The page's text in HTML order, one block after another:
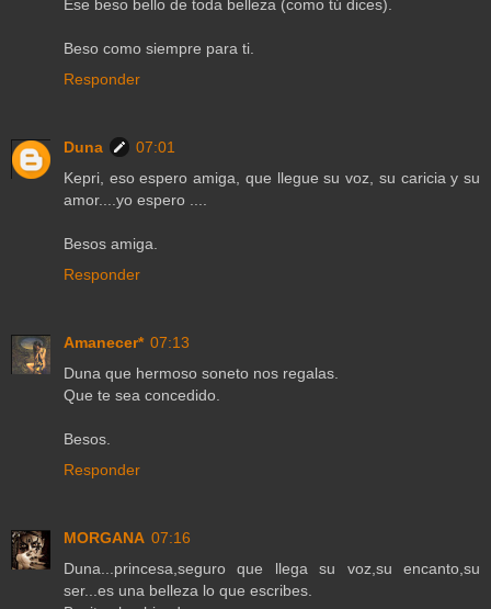
Ese beso bello de toda belleza (como tú dices).
Beso como siempre para ti.
Responder
Duna
07:01
Kepri, eso espero amiga, que llegue su voz, su caricia y su
amor....yo espero ....
Besos amiga.
Responder
Amanecer* 07:13
Duna que hermoso soneto nos regalas.
Que te sea concedido.
Besos.
Responder
MORGANA 07:16
Duna...princesa,seguro que llega su voz,su encanto,su
ser...es una belleza lo que escribes.